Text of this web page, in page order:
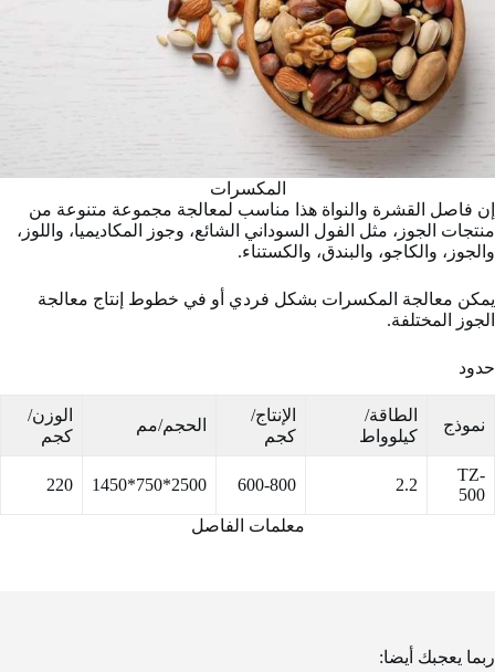
المكسرات
إن فاصل القشرة والنواة هذا مناسب لمعالجة مجموعة متنوعة من
منتجات الجوز، مثل الفول السوداني الشائع، وجوز المكاديميا، واللوز،
والجوز، والكاجو، والبندق، والكستناء.
يمكن معالجة المكسرات بشكل فردي أو في خطوط إنتاج معالجة
الجوز المختلفة.
حدود
نموذج
الطاقة/
كيلوواط
الإنتاج/
كجم
الحجم/مم
الوزن/
كجم
TZ-
500
2.2
600-800
2500*750*1450
220
معلمات الفاصل
ربما يعجبك أيضا: